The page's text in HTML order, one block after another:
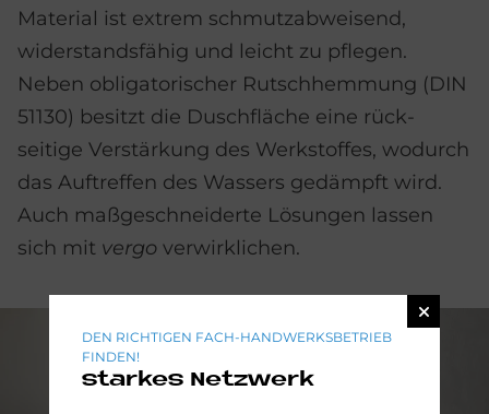
Material ist extrem schmutz­abweisend,
wider­standsfähig und leicht zu pflegen.
Neben obligatorischer Rutschhemmung (DIN
51130) besitzt die Duschfläche eine rück­
seitige Ver­stärkung des Werk­stoffes, wodurch
das Auftreffen des Wassers gedämpft wird.
Auch maßgeschneiderte Lösungen lassen
sich mit vergo verwirklichen.
DEN RICHTIGEN FACH-HANDWERKSBETRIEB
FINDEN!
starkes Netzwerk